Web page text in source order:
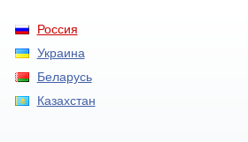
Россия
Украина
Беларусь
Казахстан